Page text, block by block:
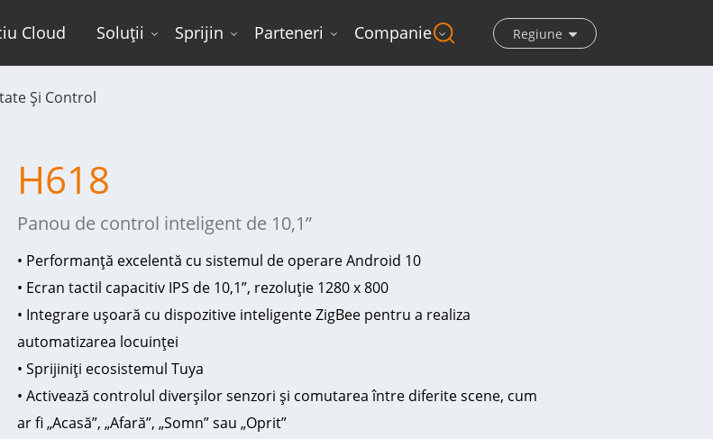
Cloud Soluții Sprijin Parteneri Companie Regiune
Și Control
H618
Panou de control inteligent de 10,1”
• Performanță excelentă cu sistemul de operare Android 10
• Ecran tactil capacitiv IPS de 10,1”, rezoluție 1280 x 800
• Integrare ușoară cu dispozitive inteligente ZigBee pentru a realiza
automatizarea locuinței
• Sprijiniți ecosistemul Tuya
• Activează controlul diverșilor senzori și comutarea între diferite scene, cum
ar fi „Acasă”, „Afară”, „Somn” sau „Oprit”